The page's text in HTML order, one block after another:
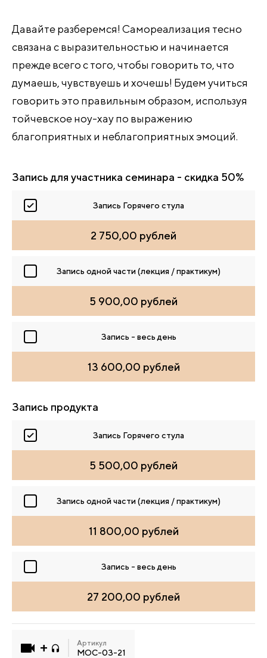
Давайте разберемся! Самореализация тесно
связана с выразительностью и начинается
прежде всего с того, чтобы говорить то, что
думаешь, чувствуешь и хочешь! Будем учиться
говорить это правильным образом, используя
тойчевское ноу-хау по выражению
благоприятных и неблагоприятных эмоций.
Запись для участника семинара - скидка 50%
Запись Горячего стула
2 750,00 рублей
Запись одной части (лекция / практикум)
5 900,00 рублей
Запись - весь день
13 600,00 рублей
Запись продукта
Запись Горячего стула
5 500,00 рублей
Запись одной части (лекция / практикум)
11 800,00 рублей
Запись - весь день
27 200,00 рублей
Артикул
МОС-03-21